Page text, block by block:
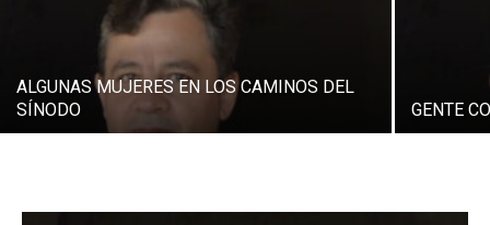
ALGUNAS MUJERES EN LOS CAMINOS DEL
SÍNODO
GENTE